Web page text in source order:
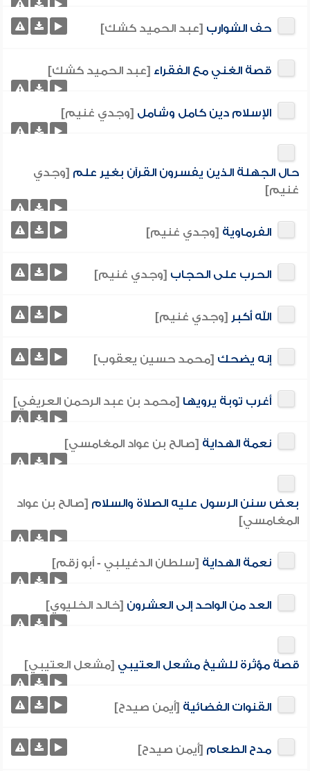
حف الشوارب [عبد الحميد كشك]
قصة الغني مع الفقراء [عبد الحميد كشك]
الإسلام دين كامل وشامل [وجدي غنيم]
حال الجهلة الذين يفسرون القرآن بغير علم [وجدي
غنيم]
الفرماوية [وجدي غنيم]
الحرب على الحجاب [وجدي غنيم]
الله أكبر [وجدي غنيم]
إنه يضحك [محمد حسين يعقوب]
أغرب توبة يرويها [محمد بن عبد الرحمن العريفي]
نعمة الهداية [صالح بن عواد المغامسي]
بعض سنن الرسول عليه الصلاة والسلام [صالح بن عواد
المغامسي]
نعمة الهداية [سلطان الدغيلبي - أبو زقم]
العد من الواحد إلى العشرون [خالد الخليوي]
قصة مؤثرة للشيخ مشعل العتيبي [مشعل العتيبي]
القنوات الفضائية [أيمن صيدح]
مدح الطعام [أيمن صيدح]